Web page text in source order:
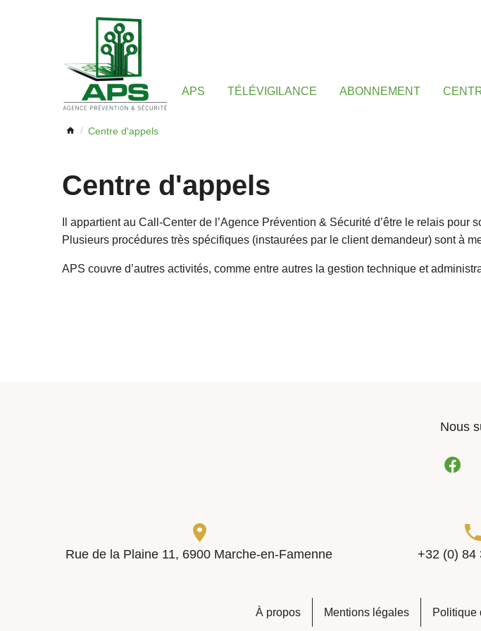
PASSER
APS TÉLÉVIGILANCE ABONNEMENT
Centre d'appels
Centre d'appels
Il appartient au Call-Center de l’Agence Prévention & Sécurité d’être le relais
Plusieurs procédures très spécifiques (instaurées par le client demandeur) sont à
APS couvre d’autres activités, comme entre autres la gestion technique et
Nous
Rue de la Plaine 11, 6900 Marche-en-Famenne +32 (0) 84
À propos Mentions légales Politique